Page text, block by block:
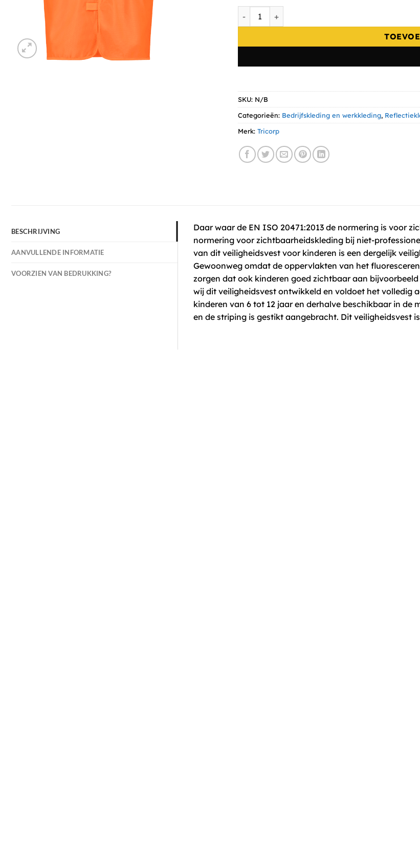
Tricorp Veiligheidsvest EN1150 Kids 453020
SKU: N/B
Categorieën: Bedrijfskleding en werkkleding,
Merk:Tricorp
BESCHRIJVING
AANVULLENDE INFORMATIE
VOORZIEN VAN BEDRUKKING?
Daar waar de EN ISO 20471:2013 de normering is voor
normering voor zichtbaarheidskleding bij niet-
van dit veiligheidsvest voor kinderen is een dergelijk
Gewoonweg omdat de oppervlakten van het
zorgen dat ook kinderen goed zichtbaar aan
wij dit veiligheidsvest ontwikkeld en voldoet het volledig
kinderen van 6 tot 12 jaar en derhalve beschikbaar in de
en de striping is gestikt aangebracht. Dit veiligheidsvest